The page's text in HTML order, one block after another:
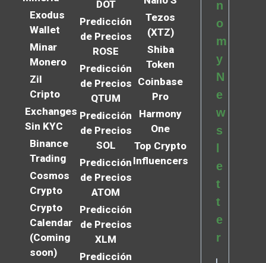
Exodus
Wallet
Minar
Monero
Zil
Cripto
Exchanges
Sin KYC
Binance
Trading
Cosmos
Crypto
Crypto
Calendar
(Coming
soon)
DOT
Predicción
de Precios
ROSE
Predicción
de Precios
QTUM
Predicción
de Precios
SOL
Predicción
de Precios
ATOM
Predicción
de Precios
XLM
Predicción
Tezos
(XTZ)
Shiba
Token
Coinbase
Pro
Harmony
One
Top Crypto
Influencers
n
o
m
y
N
e
w
s
e
t
t
e
r